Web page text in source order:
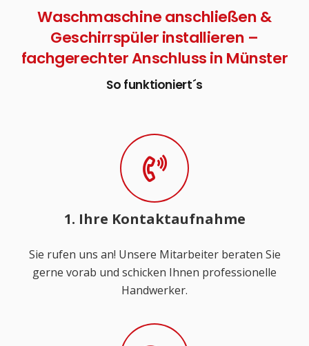
Waschmaschine anschließen &
Geschirrspüler installieren –
fachgerechter Anschluss in Münster
So funktioniert´s
1. Ihre Kontaktaufnahme
Sie rufen uns an! Unsere Mitarbeiter beraten Sie
gerne vorab und schicken Ihnen professionelle
Handwerker.